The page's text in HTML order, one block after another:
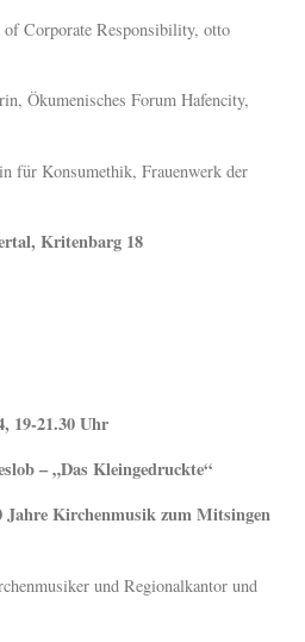
Corporate Responsibility, otto
Ökumenisches Forum Hafencity,
für Konsumethik, Frauenwerk der
Kritenbarg 18
19-21.30 Uhr
– „Das Kleingedruckte“
Jahre Kirchenmusik zum Mitsingen
und Regionalkantor und